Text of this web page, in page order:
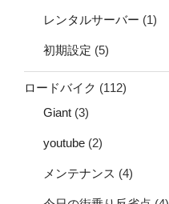
レンタルサーバー (1)
初期設定 (5)
ロードバイク (112)
Giant (3)
youtube (2)
メンテナンス (4)